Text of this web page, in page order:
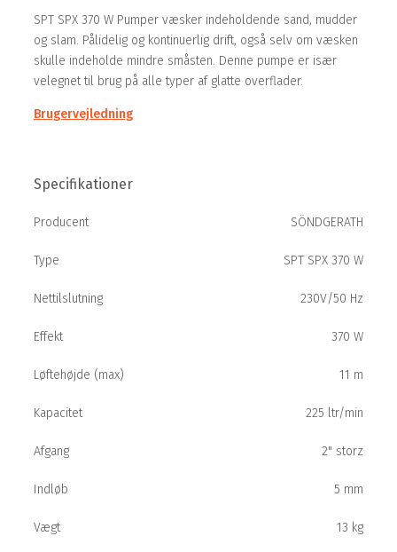
SPT SPX 370 W Pumper væsker indeholdende sand, mudder
og slam. Pålidelig og kontinuerlig drift, også selv om væsken
skulle indeholde mindre småsten. Denne pumpe er især
velegnet til brug på alle typer af glatte overflader.
Brugervejledning
Specifikationer
Producent SÖNDGERATH
Type SPT SPX 370 W
Nettilslutning 230V/50 Hz
Effekt 370 W
Løftehøjde (max) 11 m
Kapacitet 225 ltr/min
Afgang 2" storz
Indløb 5 mm
Vægt 13 kg